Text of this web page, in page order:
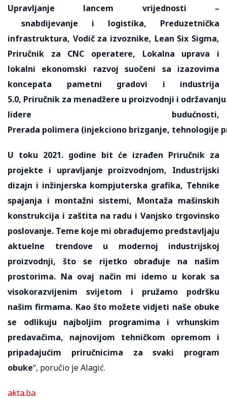
Upravljanje lancem vrijednosti –
snabdijevanje i logistika, Preduzetnička
infrastruktura, Vodič za izvoznike, Lean Six Sigma,
Priručnik za CNC operatere, Lokalna uprava i
lokalni ekonomski razvoj suočeni sa izazovima
koncepata pametni gradovi i industrija
5.0, Priručnik za menadžere u proizvodnji i
lidere budućnosti,
Prerada polimera (injekciono brizganje, tehnologije
U toku 2021. godine bit će izrađen Priručnik za
projekte i upravljanje proizvodnjom, Industrijski
dizajn i inžinjerska kompjuterska grafika, Tehnike
spajanja i montažni sistemi, Montaža mašinskih
konstrukcija i zaštita na radu i Vanjsko trgovinsko
poslovanje. Teme koje mi obrađujemo predstavljaju
aktuelne trendove u modernoj industrijskoj
proizvodnji, što se rijetko obrađuje na našim
prostorima. Na ovaj način mi idemo u korak sa
visokorazvijenim svijetom i pružamo podršku
našim firmama. Kao što možete vidjeti naše obuke
se odlikuju najboljim programima i vrhunskim
predavačima, najnovijom tehničkom opremom i
pripadajućim priručnicima za svaki program
obuke“, poručio je Alagić.
akta.ba